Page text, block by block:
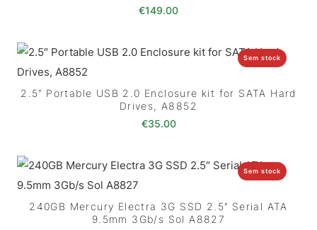
€149.00
Sem stock
2.5″ Portable USB 2.0 Enclosure kit for SATA Hard
Drives, A8852
€35.00
Sem stock
240GB Mercury Electra 3G SSD 2.5″ Serial ATA
9.5mm 3Gb/s Sol A8827